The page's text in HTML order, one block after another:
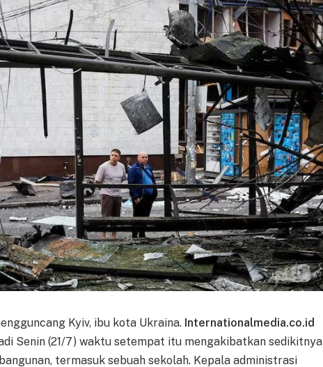
Kyiv, ibu kota Ukraina. Internationalmedia.co.id
Senin (21/7) waktu setempat itu mengakibatkan sedikitnya
termasuk sebuah sekolah. Kepala administrasi